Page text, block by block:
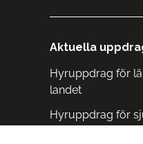
Aktuella
Hyruppdrag för
landet
Hyruppdrag för